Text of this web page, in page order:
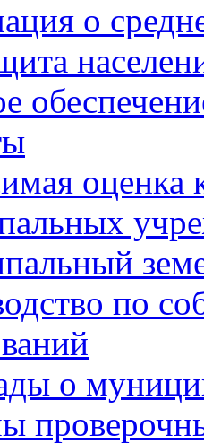
о
оценка
по
о